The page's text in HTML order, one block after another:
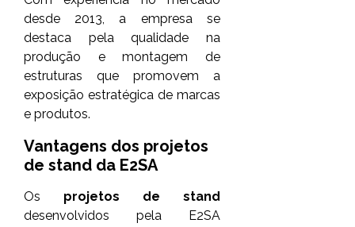
desde 2013, a empresa se
destaca pela qualidade na
produção e montagem de
estruturas que promovem a
exposição estratégica de marcas
e produtos.
Vantagens dos projetos
de stand da E2SA
Os projetos de stand
desenvolvidos pela E2SA